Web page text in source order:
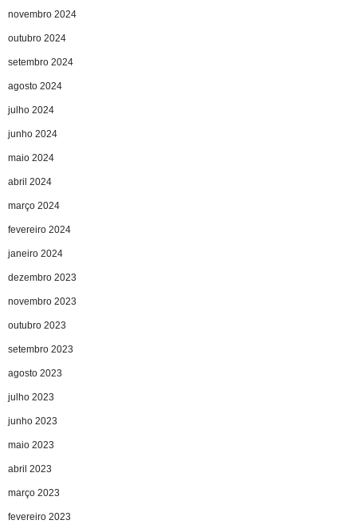
novembro 2024
outubro 2024
setembro 2024
agosto 2024
julho 2024
junho 2024
maio 2024
abril 2024
março 2024
fevereiro 2024
janeiro 2024
dezembro 2023
novembro 2023
outubro 2023
setembro 2023
agosto 2023
julho 2023
junho 2023
maio 2023
abril 2023
março 2023
fevereiro 2023